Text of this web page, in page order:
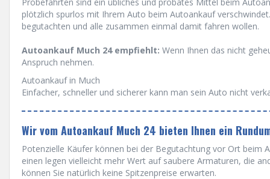
plötzlich spurlos mit Ihrem Auto beim Autoankauf
begutachten und alle zusammen einmal damit fahren wollen.
Autoankauf Much 24 empfiehlt: Wenn Ihnen das nicht
Anspruch nehmen.
Autoankauf in Much
Einfacher, schneller und sicherer kann man sein Auto nicht
Wir vom Autoankauf Much 24 bieten Ihnen ein
Potenzielle Käufer können bei der Begutachtung vor Ort
einen legen vielleicht mehr Wert auf saubere Armaturen, die
können Sie natürlich keine Spitzenpreise erwarten.